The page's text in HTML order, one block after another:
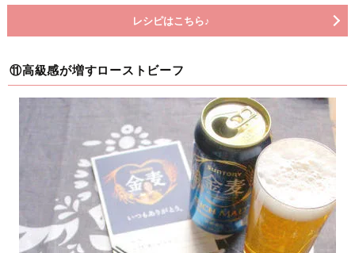
レシピはこちら♪
⑪高級感が増すローストビーフ